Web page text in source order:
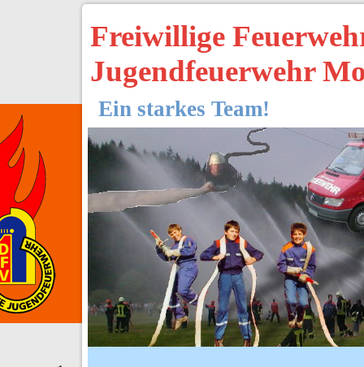
Freiwillige
Jugendfeuerwehr
Ein starkes Team!